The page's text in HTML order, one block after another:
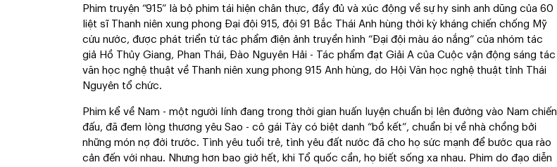
Phim truyện “915” là bộ phim tái hiện chân thực, đầy đủ và xúc động về sự hy sinh anh dũng của 60
liệt sĩ Thanh niên xung phong Đại đội 915, đội 91 Bắc Thái Anh hùng thời kỳ kháng chiến chống Mỹ
cứu nước, được phát triển từ tác phẩm điện ảnh truyền hình “Đại đội màu áo nắng” của nhóm tác
giả Hồ Thủy Giang, Phan Thái, Đào Nguyên Hải - Tác phẩm đạt Giải A của Cuộc vận động sáng tác
văn học nghệ thuật về Thanh niên xung phong 915 Anh hùng, do Hội Văn học nghệ thuật tỉnh Thái
Nguyên tổ chức.
Phim kể về Nam - một người lính đang trong thời gian huấn luyện chuẩn bị lên đường vào Nam chiến
đấu, đã đem lòng thương yêu Sao - cô gái Tày có biệt danh “bồ kết”, chuẩn bị về nhà chồng bởi
những món nợ đời trước. Tình yêu tuổi trẻ, tình yêu đất nước đã cho họ sức mạnh để bước qua rào
cản đến với nhau. Nhưng hơn bao giờ hết, khi Tổ quốc cần, họ biết sống xa nhau. Phim do đạo diễn